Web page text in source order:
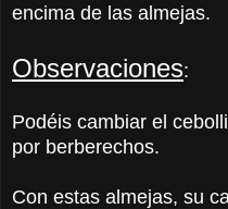
encima de las almejas.
Observaciones:
Podéis cambiar el
por berberechos.
Con estas almejas, su